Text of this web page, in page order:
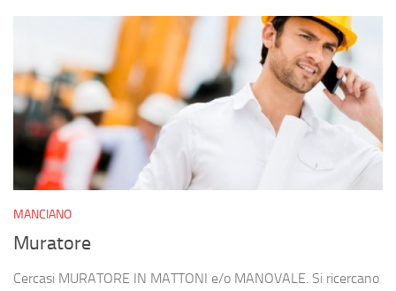
MANCIANO
Muratore
Cercasi MURATORE IN MATTONI e/o MANOVALE. Si ricercano